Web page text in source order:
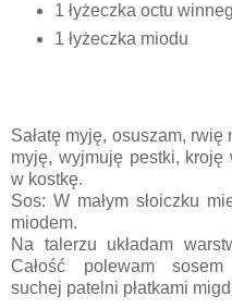
1 łyżeczka octu
1 łyżeczka miodu
Sałatę myję, osuszam,
myję, wyjmuję pestki,
w kostkę.
Sos: W małym słoiczku
miodem.
Na talerzu układam
Całość polewam
suchej patelni płatkami